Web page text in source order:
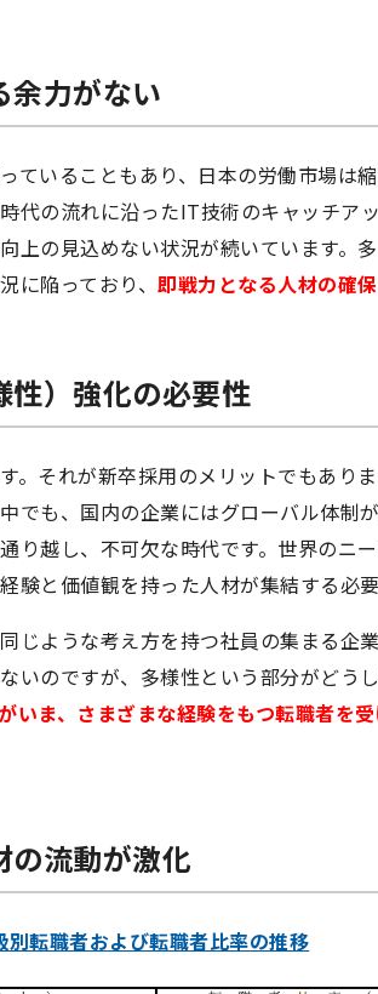
力がない
いることもあり、日本の労働市場は縮
代の流れに沿ったIT技術のキャッチア
上の見込めない状況が続いています。多
に陥っており、 即戦力となる人材の確保
）強化の必要性
それが新卒採用のメリットでもありま
でも、国内の企業にはグローバル体制
り越し、不可欠な時代です。世界のニ
験と価値観を持った人材が集結する必要
じような考え方を持つ社員の集まる企
いのですが、多様性という部分がどう
いま、さまざまな経験をもつ転職者を
流動が激化
別転職者および転職者比率の推移